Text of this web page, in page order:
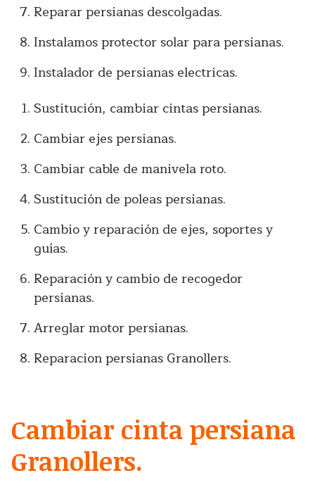
Reparar persianas descolgadas.
Instalamos protector solar para persianas.
Instalador de persianas electricas.
Sustitución, cambiar cintas persianas.
Cambiar ejes persianas.
Cambiar cable de manivela roto.
Sustitución de poleas persianas.
Cambio y reparación de ejes, soportes y
guías.
Reparación y cambio de recogedor
persianas.
Arreglar motor persianas.
Reparacion persianas Granollers.
Cambiar cinta persiana
Granollers.